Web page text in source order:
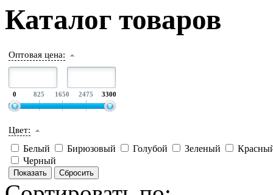
Каталог товаров
Оптовая цена:
0 825 1650 2475 3300
Цвет:
Белый Бирюзовый Голубой Зеленый
Черный